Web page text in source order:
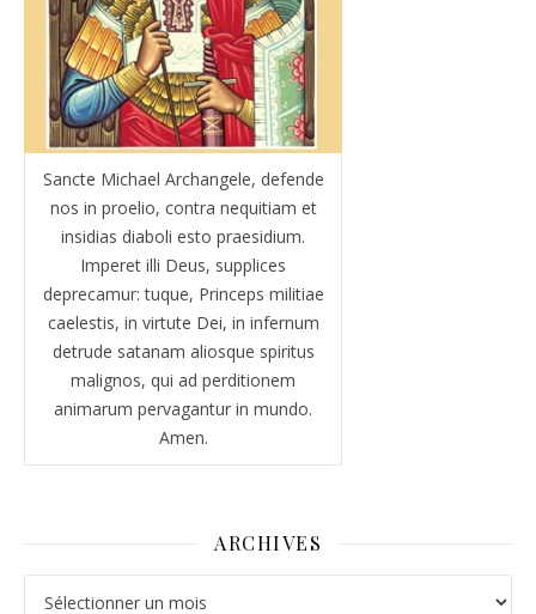
Sancte Michael Archangele, defende
nos in proelio, contra nequitiam et
insidias diaboli esto praesidium.
Imperet illi Deus, supplices
deprecamur: tuque, Princeps militiae
caelestis, in virtute Dei, in infernum
detrude satanam aliosque spiritus
malignos, qui ad perditionem
animarum pervagantur in mundo.
Amen.
ARCHIVES